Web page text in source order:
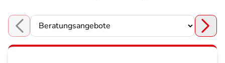
Choose a section